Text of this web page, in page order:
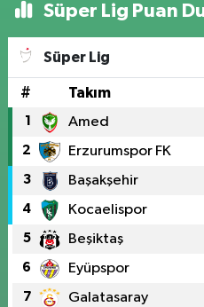
Süper Lig Puan
Süper Lig
# Takım
1 Amed
2 Erzurumspor FK
3 Başakşehir
4 Kocaelispor
5 Beşiktaş
6 Eyüpspor
7 Galatasaray